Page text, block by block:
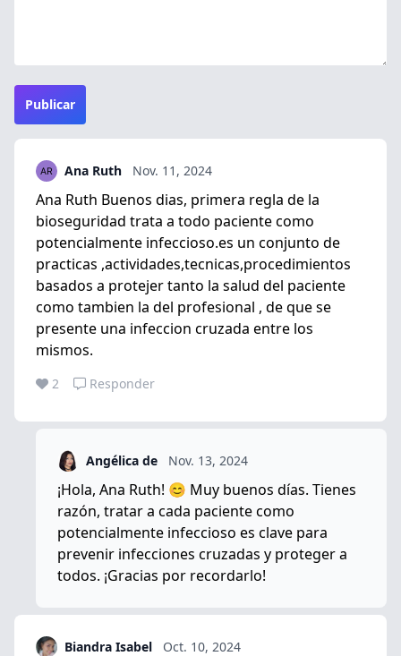
Publicar
Ana Ruth Nov. 11, 2024
Ana Ruth Buenos dias, primera regla de la
bioseguridad trata a todo paciente como
potencialmente infeccioso.es un conjunto de
practicas ,actividades,tecnicas,procedimientos
basados a protejer tanto la salud del paciente
como tambien la del profesional , de que se
presente una infeccion cruzada entre los
mismos.
2 Responder
Angélica de Nov. 13, 2024
¡Hola, Ana Ruth! 😊 Muy buenos días. Tienes
razón, tratar a cada paciente como
potencialmente infeccioso es clave para
prevenir infecciones cruzadas y proteger a
todos. ¡Gracias por recordarlo!
Biandra Isabel Oct. 10, 2024